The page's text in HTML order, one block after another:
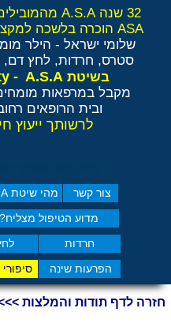
צור קשר מהי שיטת A.S.A
חרדות
מדוע הטיפול מצליח?
הפרעות שינה
32 שנה A.S.A מהמובילים בהישגים בישראל ובאירופה
ASA הוכרה בלשכה למקצועות בריאות משלימים RCP
שלומי ישראל - הילר
סטרס, חרדות, לחץ דם,
בשיטת Anti Stress Activity - A.S.A
מקבל במרפאות
ובית הרופאים רחוב
לרשותך ייעוץ חינם 077-
חזרה לדף תודות והמלצות